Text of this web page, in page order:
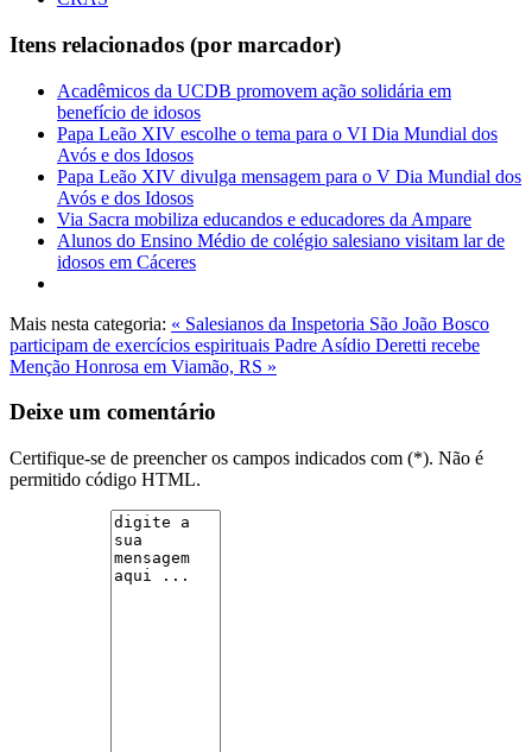
Itens relacionados (por marcador)
Acadêmicos da UCDB promovem ação solidária em
benefício de idosos
Papa Leão XIV escolhe o tema para o VI Dia Mundial dos
Avós e dos Idosos
Papa Leão XIV divulga mensagem para o V Dia Mundial dos
Avós e dos Idosos
Via Sacra mobiliza educandos e educadores da Ampare
Alunos do Ensino Médio de colégio salesiano visitam lar de
idosos em Cáceres
Mais nesta categoria: « Salesianos da Inspetoria São João Bosco
participam de exercícios espirituais Padre Asídio Deretti recebe
Menção Honrosa em Viamão, RS »
Deixe um comentário
Certifique-se de preencher os campos indicados com (*). Não é
permitido código HTML.